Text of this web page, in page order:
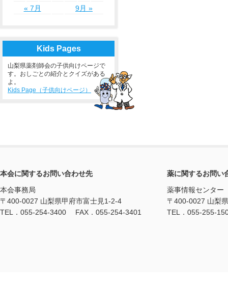
« 7月
9月 »
Kids Pages
山梨県薬剤師会の子供向けページで
す。おしごとの紹介とクイズがある
よ。
Kids Page（子供向けページ）
本会に関するお問い合わせ先
本会事務局
〒400-0027 山梨県甲府市富士見1-2-4
TEL．055-254-3400 FAX．055-254-3401
薬に関するお問い
薬事情報センター
〒400-0027 山梨
TEL．055-255-